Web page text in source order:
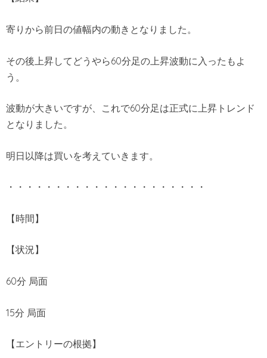
寄りから前日の値幅内の動きとなりました。
その後上昇してどうやら60分足の上昇波動に入ったもよ
う。
波動が大きいですが、これで60分足は正式に上昇トレンド
となりました。
明日以降は買いを考えていきます。
・・・・・・・・・・・・・・・・・・・・・
【時間】
【状況】
60分 局面
15分 局面
【エントリーの根拠】